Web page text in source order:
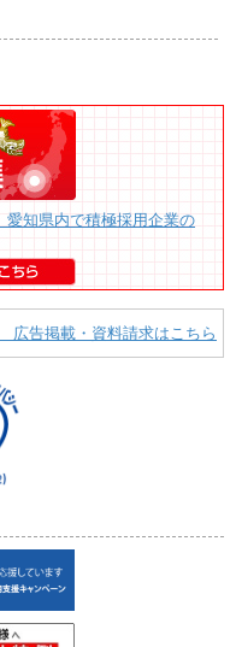
愛知県内で積極採用企業の
広告掲載・資料請求はこちら